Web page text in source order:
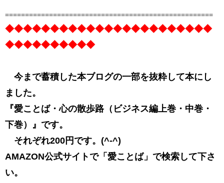
====================================================
◆◆◆◆◆◆◆◆◆◆◆◆◆◆◆◆◆◆◆◆◆◆◆
◆◆◆◆◆◆◆◆◆◆
今まで蓄積した本ブログの一部を抜粋して本にし
ました。
『愛ことば・心の散歩路（ビジネス編上巻・中巻・
下巻）』です。
それぞれ200円です。(^-^)
AMAZON公式サイトで「愛ことば」で検索して下さ
い。